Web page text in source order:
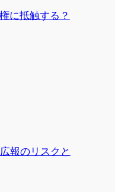
に抵触する？
報のリスクと